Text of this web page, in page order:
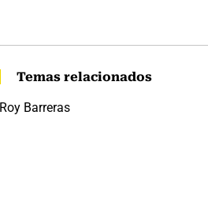
Temas relacionados
Roy Barreras